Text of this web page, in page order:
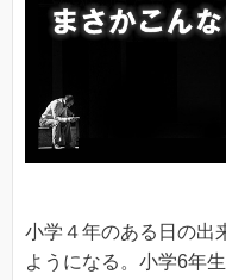
小学４年のある日の出
ようになる。小学6年